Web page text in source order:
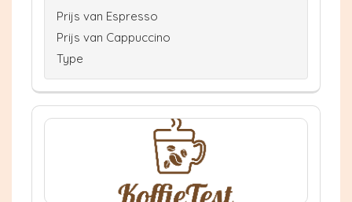
Prijs van Espresso
Prijs van Cappuccino
Type